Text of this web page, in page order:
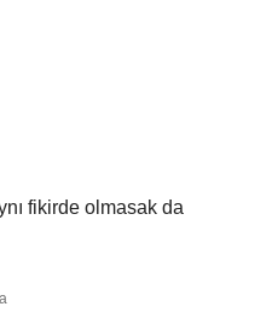
fikirde olmasak da